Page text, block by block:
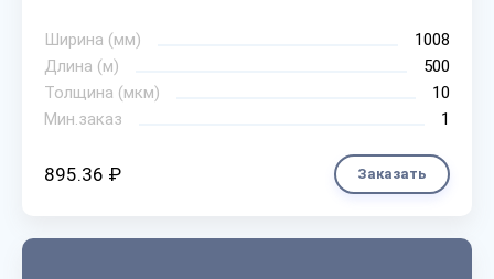
Ширина (мм)
1008
Длина (м)
500
Толщина (мкм)
10
Мин.заказ
1
895.36 ₽ Заказать